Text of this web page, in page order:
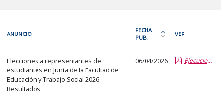
cada
fila
de
la
siguiente
electorales
ANUNCIO
FECHA
PUB.
Ordena
la
tabla
VER
Elecciones a representantes de
estudiantes en Junta de la Facultad de
Educación y Trabajo Social 2026 -
Resultados
06/04/2026 Ejecucion de acuerdos 20260327 - REPRESENTANTES ESTUDIANTES FEYTS.report.pdf.pdf